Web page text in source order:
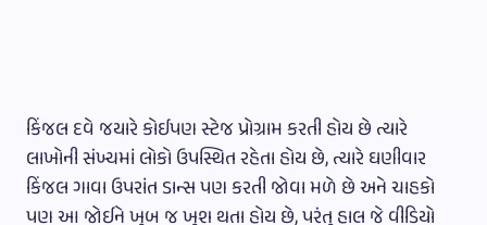
કિંજલ દવે જયારે કોઈપણ સ્ટેજ પ્રોગ્રામ કરતી હોય છે ત્યારે
લાખોની સંખ્યમાં લોકો ઉપસ્થિત રહેતા હોય છે, ત્યારે ઘણીવાર
કિંજલ ગાવા ઉપરાંત ડાન્સ પણ કરતી જોવા મળે છે અને ચાહકો
પણ આ જોઈને ખુબ જ ખુશ થતા હોય છે, પરંતુ હાલ જે વીડિયો